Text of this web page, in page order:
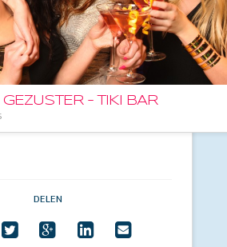
GEZUSTER – TIKI BAR
DELEN